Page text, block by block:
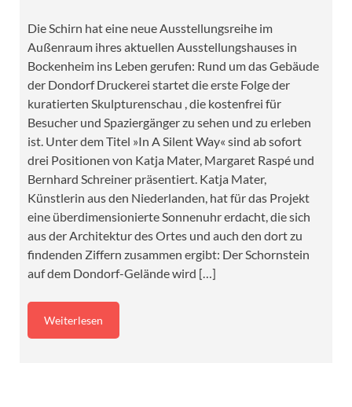
Die Schirn hat eine neue Ausstellungsreihe im
Außenraum ihres aktuellen Ausstellungshauses in
Bockenheim ins Leben gerufen: Rund um das Gebäude
der Dondorf Druckerei startet die erste Folge der
kuratierten Skulpturenschau , die kostenfrei für
Besucher und Spaziergänger zu sehen und zu erleben
ist. Unter dem Titel »In A Silent Way« sind ab sofort
drei Positionen von Katja Mater, Margaret Raspé und
Bernhard Schreiner präsentiert. Katja Mater,
Künstlerin aus den Niederlanden, hat für das Projekt
eine überdimensionierte Sonnenuhr erdacht, die sich
aus der Architektur des Ortes und auch den dort zu
findenden Ziffern zusammen ergibt: Der Schornstein
auf dem Dondorf-Gelände wird […]
Weiterlesen